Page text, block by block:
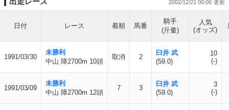
2002/12/21 00:00
日付 レース 着順 馬番
騎手
(斤量)
人気
(オッズ)
1991/03/30
未勝利
中山 障2700m 10頭
取消 2
臼井 武
(59.0)
10
(-)
1991/03/09
未勝利
中山 障2700m 12頭
7 3
臼井 武
(59.0)
3
(-)